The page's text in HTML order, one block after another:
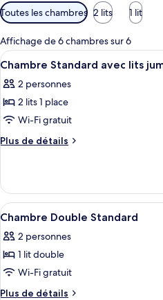
Filtres
disponibles
pour
les
chambres
Toutes les chambres 2 lits 1 lit
Affichage de 6 chambres sur 6
Afficher
toutes
les
photos
pour
ce
chambre :
Chambre
Standard
avec
lits
jumeaux
6
Chambre Standard avec lits
2 personnes
2 lits 1 place
Wi-Fi gratuit
Plus de détails
Plus
le
type
de
Chambre
Standard
lits
jumeaux
Afficher
toutes
les
photos
pour
ce
8
Chambre Double Standard
2 personnes
1 lit double
Wi-Fi gratuit
Plus de détails
Plus